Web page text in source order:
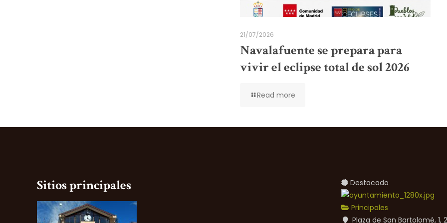
21/07/2026
Navalafuente se prepara para
vivir el eclipse total de sol 2026
Read more
Sitios principales Destacado
Principales
Plaza de San Bartolomé,